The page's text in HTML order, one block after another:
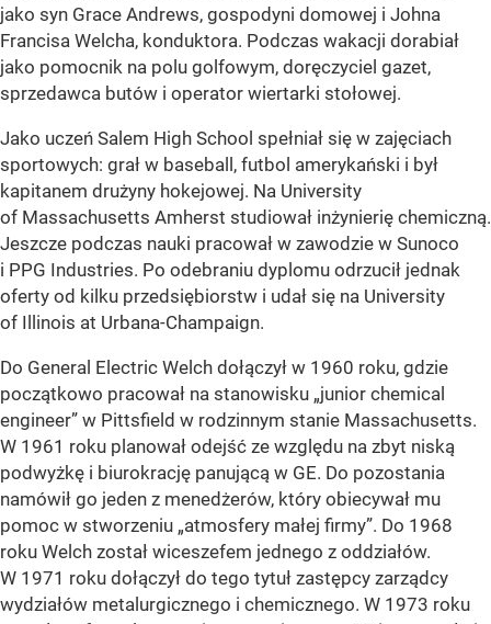
jako syn Grace Andrews, gospodyni domowej i Johna
Francisa Welcha, konduktora. Podczas wakacji dorabiał
jako pomocnik na polu golfowym, doręczyciel gazet,
sprzedawca butów i operator wiertarki stołowej.
Jako uczeń Salem High School spełniał się w zajęciach
sportowych: grał w baseball, futbol amerykański i był
kapitanem drużyny hokejowej. Na University
of Massachusetts Amherst studiował inżynierię chemiczną.
Jeszcze podczas nauki pracował w zawodzie w Sunoco
i PPG Industries. Po odebraniu dyplomu odrzucił jednak
oferty od kilku przedsiębiorstw i udał się na University
of Illinois at Urbana-Champaign.
Do General Electric Welch dołączył w 1960 roku, gdzie
początkowo pracował na stanowisku „junior chemical
engineer” w Pittsfield w rodzinnym stanie Massachusetts.
W 1961 roku planował odejść ze względu na zbyt niską
podwyżkę i biurokrację panującą w GE. Do pozostania
namówił go jeden z menedżerów, który obiecywał mu
pomoc w stworzeniu „atmosfery małej firmy”. Do 1968
roku Welch został wiceszefem jednego z oddziałów.
W 1971 roku dołączył do tego tytuł zastępcy zarządcy
wydziałów metalurgicznego i chemicznego. W 1973 roku